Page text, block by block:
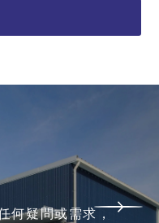
何疑問或需求，